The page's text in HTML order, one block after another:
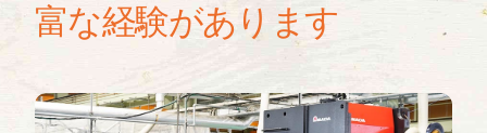
富な経験があります